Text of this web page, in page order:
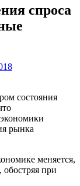
спроса
состояния
рынка
меняется,
при